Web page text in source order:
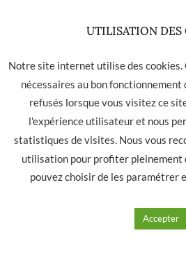
Boite 200 cahiers court
Ajouter à mes
UTILISATION DES
Notre site internet utilise des cookies.
nécessaires au bon
refusés lorsque vous visitez ce
l'expérience utilisateur et nous
statistiques de visites. Nous vous
utilisation pour profiter pleinement
pouvez choisir de les paramétrer
Accepter